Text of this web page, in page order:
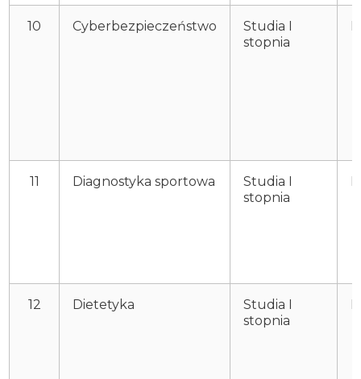
10 Cyberbezpieczeństwo
Studia I
stopnia
11 Diagnostyka sportowa
Studia I
stopnia
12 Dietetyka
Studia I
stopnia